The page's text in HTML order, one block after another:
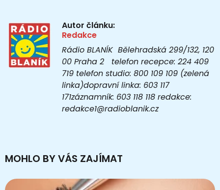
Autor článku:
Redakce
Rádio BLANÍK Bělehradská 299/132, 120
00 Praha 2 telefon recepce: 224 409
719 telefon studio: 800 109 109 (zelená
linka)dopravní linka: 603 117
171záznamník: 603 118 118 redakce:
redakce1@radioblanik.cz
MOHLO BY VÁS ZAJÍMAT